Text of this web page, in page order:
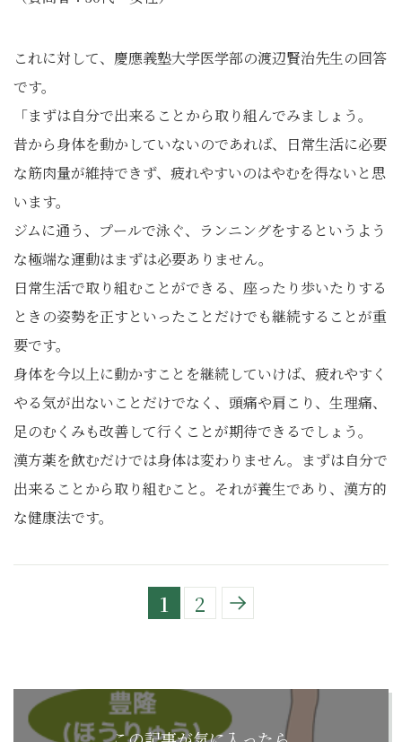
これに対して、慶應義塾大学医学部の渡辺賢治先生の回答
です。
「まずは自分で出来ることから取り組んでみましょう。
昔から身体を動かしていないのであれば、日常生活に必要
な筋肉量が維持できず、疲れやすいのはやむを得ないと思
います。
ジムに通う、プールで泳ぐ、ランニングをするというよう
な極端な運動はまずは必要ありません。
日常生活で取り組むことができる、座ったり歩いたりする
ときの姿勢を正すといったことだけでも継続することが重
要です。
身体を今以上に動かすことを継続していけば、疲れやすく
やる気が出ないことだけでなく、頭痛や肩こり、生理痛、
足のむくみも改善して行くことが期待できるでしょう。
漢方薬を飲むだけでは身体は変わりません。まずは自分で
出来ることから取り組むこと。それが養生であり、漢方的
な健康法です。
1 2